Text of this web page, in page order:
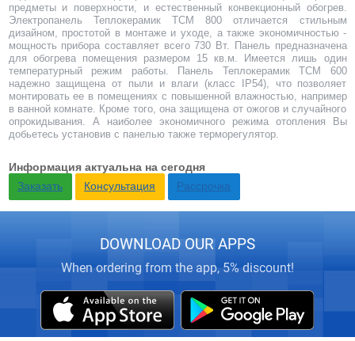
предметы и поверхности, и естественный конвекционный обогрев.
Электропанель Теплокерамик ТСМ 800 отличается стильным
дизайном, простотой в монтаже и уходе, а также экономичностью -
мощность прибора составляет всего 730 Вт. Панель предназначена
для обогрева помещения размером 15 кв.м. Имеется лишь один
температурный режим работы. Панель Теплокерамик ТСМ 600
надежно защищена от пыли и влаги (класс IP54), что позволяет
монтировать ее в помещениях с повышенной влажностью, например
в ванной комнате. Кроме того, она защищена от ожогов и случайного
опрокидывания. А наиболее экономичного режима отопления Вы
добьетесь установив с панелью также терморегулятор.
Информация актуальна на сегодня
Заказать
Консультация Рассрочка
DOWNLOAD OUR APPS
When ordering from the app, 5% discount!